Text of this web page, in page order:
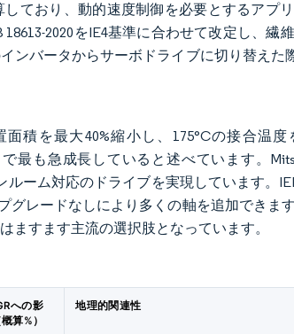
ており、動的速度制御を必要とするアプ
2020をIE4基準に合わせて改定し、繊
ンバータからサーボドライブに切り替えた
積を最大40%縮小し、175°Cの接合温度
最も急成長していると述べています。
ーム対応のドライブを実現しています。
グレードなしにより多くの軸を追加できま
ますます主流の選択肢となっています。
への影
算%）
地理的関連性